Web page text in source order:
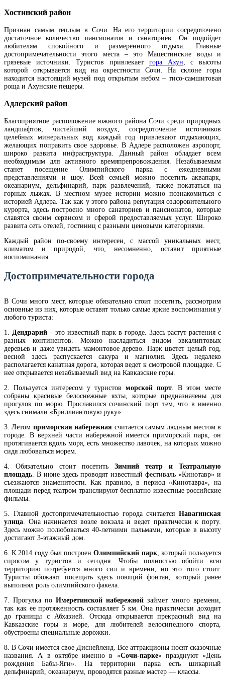
Хостинский район
Признан самым теплым в Сочи. На его территории сосредоточено
достаточное количество пансионатов и санаториев. Он подойдет
любителям спокойного и размеренного отдыха. Главные
достопримечательности этого места – это Мацестинские воды и
грязевые источники. Туристов привлекает гора Ахун , с высоты
которой открывается вид на окрестности Сочи. На склоне горы
находится настоящий музей под открытым небом – тисо-самшитовая
роща и Ахунские пещеры.
Адлерский район
Благоприятное расположение южного района Сочи среди природных
ландшафтов, чистейший воздух, сосредоточение источников
целебных минеральных вод каждый год привлекают отдыхающих,
желающих поправить свое здоровье. В Адлере расположен аэропорт,
широко развита инфраструктура. Данный район обладает всем
необходимым для активного времяпрепровождения. Незабываемым
станет посещение Олимпийского парка с ежедневными
представлениями и шоу. Всей семьей можно посетить аквапарк,
океанариум, дельфинарий, парк развлечений, также покататься на
горных лыжах. В местном музее истории можно познакомиться с
историей Адлера. Так как у этого района репутация оздоровительного
курорта, здесь построено много санаториев и пансионатов, которые
славятся своим сервисом и сферой предоставляемых услуг. Широко
развита сеть отелей, гостиниц с разными ценовыми категориями.
Каждый район по-своему интересен, с массой уникальных мест,
климатом и природой, что, несомненно, оставит приятные
воспоминания.
Достопримечательности города
В Сочи много мест, которые обязательно стоит посетить, рассмотрим
основные из них, которые оставят только самые яркие воспоминания у
любого туриста:
1. Дендрарий– это известный парк в городе. Здесь растут растения с
разных континентов. Можно насладиться видом эвкалиптовых
деревьев и даже увидеть мамонтовое дерево. Парк цветет целый год,
весной здесь распускается сакура и магнолия. Здесь недалеко
располагается канатная дорога, которая ведет к смотровой площадке. С
нее открывается незабываемый вид на Кавказские горы.
2. Пользуется интересом у туристов морской порт. В этом месте
собраны красивые белоснежные яхты, которые предназначены для
прогулок по морю. Прославился сочинский порт тем, что в именно
здесь снимали «Бриллиантовую руку».
3. Летом приморская набережная считается самым людным местом в
городе. В верхней части набережной имеется приморский парк, он
протягивается вдоль моря, есть множество лавочек, на которых можно
сидя любоваться морем.
4. Обязательно стоит посетить Зимний театр и Театральную
площадь. В июне здесь проводят известный фестиваль «Кинотавр» и
съезжаются знаменитости. Как правило, в период «Кинотавра», на
площади перед театром транслируют бесплатно известные российские
фильмы.
5. Главной достопримечательностью города считается Навагинская
улица. Она начинается возле вокзала и ведет практически к порту.
Здесь можно полюбоваться 40-летними пальмами, которые в высоту
достигают 3-этажный дом.
6. К 2014 году был построенОлимпийский парк, который пользуется
спросом у туристов и сегодня. Чтобы полностью обойти всю
территорию потребуется много сил и времени, но это того стоит.
Туристы обожают посещать здесь поющий фонтан, который ранее
выполнял роль олимпийского факела.
7. Прогулка по Имеретинской набережной займет много времени,
так как ее протяженность составляет 5 км. Она практически доходит
до границы с Абхазией. Отсюда открывается прекрасный вид на
Кавказские горы и море, для любителей велосипедного спорта,
обустроены специальные дорожки.
8. В Сочи имеется свое Диснейленд. Все аттракционы носят сказочные
названия. А в октябре именно в «Сочи-парке» празднуют «День
рождения Бабы-Яги». На территории парка есть шикарный
дельфинарий, океанариум, проводятся разные мастер — классы.